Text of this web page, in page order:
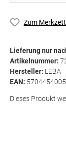
Zum
Lieferung nur
Artikelnummer:
Hersteller: LEBA
EAN:
Dieses Produkt